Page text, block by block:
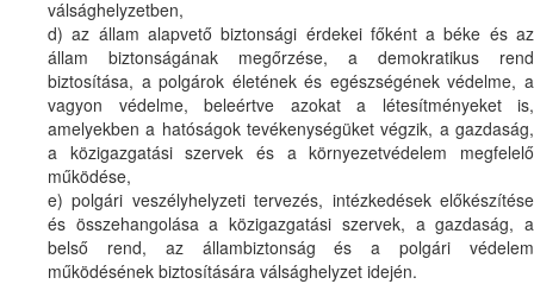
válsághelyzetben,
d) az állam alapvető biztonsági érdekei főként a béke és az
állam biztonságának megőrzése, a demokratikus rend
biztosítása, a polgárok életének és egészségének védelme, a
vagyon védelme, beleértve azokat a létesítményeket is,
amelyekben a hatóságok tevékenységüket végzik, a gazdaság,
a közigazgatási szervek és a környezetvédelem megfelelő
működése,
e) polgári veszélyhelyzeti tervezés, intézkedések előkészítése
és összehangolása a közigazgatási szervek, a gazdaság, a
belső rend, az állambiztonság és a polgári védelem
működésének biztosítására válsághelyzet idején.